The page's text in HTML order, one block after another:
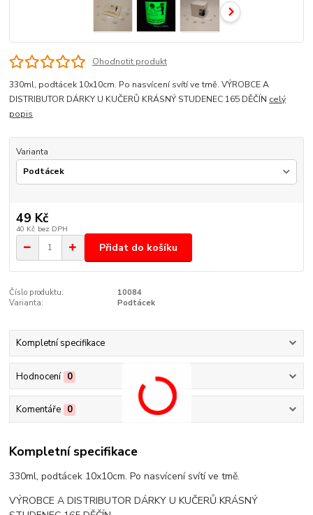
Ohodnotit produkt
330ml, podtácek 10x10cm. Po nasvícení svítí ve tmě. VÝROBCE A
DISTRIBUTOR DÁRKY U KUČERŮ KRÁSNÝ STUDENEC 165 DĚČÍN celý
popis
Varianta
49 Kč
40 Kč bez DPH
Přidat do košíku
Číslo produktu:
10084
Varianta:
Podtácek
Kompletní specifikace
Hodnocení 0
Komentáře 0
Kompletní specifikace
330ml, podtácek 10x10cm. Po nasvícení svítí ve tmě.
VÝROBCE A DISTRIBUTOR DÁRKY U KUČERŮ KRÁSNÝ